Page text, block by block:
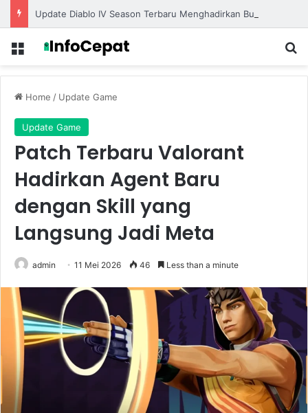
Menu
Home / Update Game
Update Game
Patch Terbaru Valorant
Hadirkan Agent Baru
dengan Skill yang
Langsung Jadi Meta
admin 11 Mei 2026 46 Less than a minute